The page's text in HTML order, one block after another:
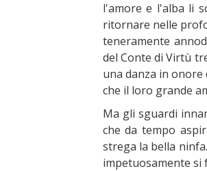
l'amore e l'alba li
ritornare nelle
teneramente
del Conte di Virtù
una danza in onore
che il loro grande
Ma gli sguardi
che da tempo
strega la bella
impetuosamente si